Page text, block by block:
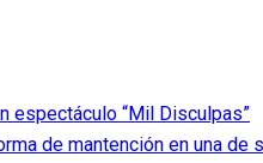
espectáculo “Mil Disculpas”
de mantención en una